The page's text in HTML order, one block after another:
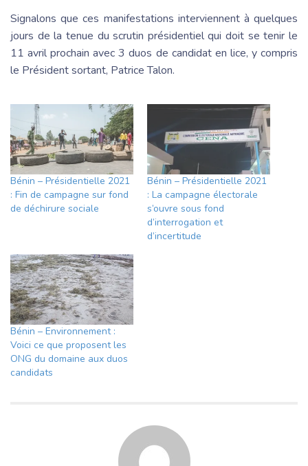
Signalons que ces manifestations interviennent à quelques
jours de la tenue du scrutin présidentiel qui doit se tenir le
11 avril prochain avec 3 duos de candidat en lice, y compris
le Président sortant, Patrice Talon.
Bénin – Présidentielle 2021
: Fin de campagne sur fond
de déchirure sociale
Bénin – Présidentielle 2021
: La campagne électorale
s’ouvre sous fond
d’interrogation et
d’incertitude
Bénin – Environnement :
Voici ce que proposent les
ONG du domaine aux duos
candidats